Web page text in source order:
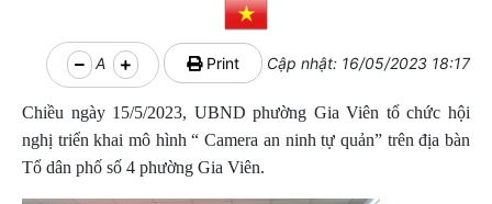
A Print Cập nhật: 16/05/2023 18:17
Chiều ngày 15/5/2023, UBND phường Gia Viên tổ chức hội
nghị triển khai mô hình “ Camera an ninh tự quản” trên địa bàn
Tổ dân phố số 4 phường Gia Viên.